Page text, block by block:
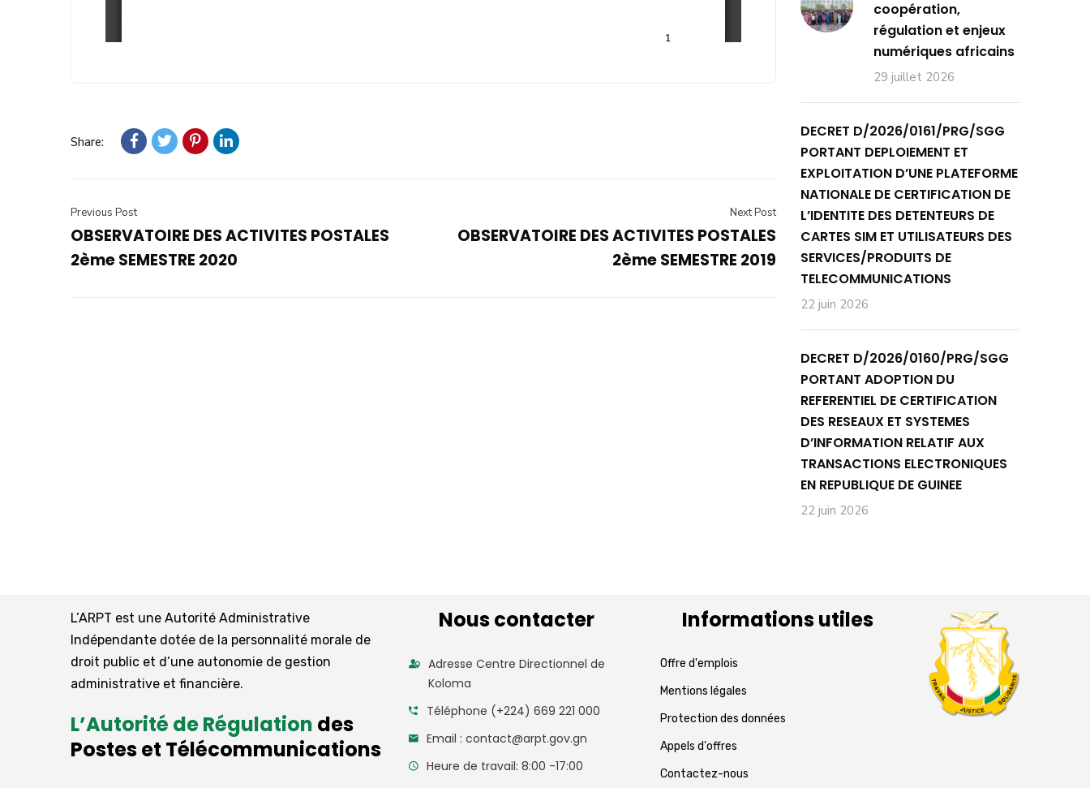
Share:
Previous Post
OBSERVATOIRE DES ACTIVITES POSTALES
2ème SEMESTRE 2020
Next Post
OBSERVATOIRE DES ACTIVITES POSTALES
2ème SEMESTRE 2019
coopération,
régulation et enjeux
numériques africains
29 juillet 2026
DECRET D/2026/0161/PRG/SGG
PORTANT DEPLOIEMENT ET
EXPLOITATION D’UNE PLATEFORME
NATIONALE DE CERTIFICATION DE
L’IDENTITE DES DETENTEURS DE
CARTES SIM ET UTILISATEURS DES
SERVICES/PRODUITS DE
TELECOMMUNICATIONS
22 juin 2026
DECRET D/2026/0160/PRG/SGG
PORTANT ADOPTION DU
REFERENTIEL DE CERTIFICATION
DES RESEAUX ET SYSTEMES
D’INFORMATION RELATIF AUX
TRANSACTIONS ELECTRONIQUES
EN REPUBLIQUE DE GUINEE
22 juin 2026
L’ARPT est une Autorité Administrative
Indépendante dotée de la personnalité morale de
droit public et d’une autonomie de gestion
administrative et financière.
L’Autorité de Régulation des
Postes et Télécommunications
Nous contacter
Adresse Centre Directionnel de
Koloma
Téléphone (+224) 669 221 000
Email : contact@arpt.gov.gn
Heure de travail: 8:00 -17:00
Informations utiles
Offre d'emplois
Mentions légales
Protection des données
Appels d'offres
Contactez-nous